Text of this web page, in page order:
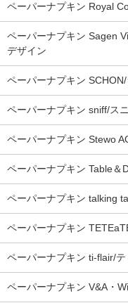
ペーパーナプキン Royal
ペーパーナプキン Sagen
デザイン
ペーパーナプキン
ペーパーナプキン sniff/ス
ペーパーナプキン Stewo
ペーパーナプキン Table＆
ペーパーナプキン talking
ペーパーナプキン
ペーパーナプキン ti-flair/テ
ペーパーナプキン V&A・